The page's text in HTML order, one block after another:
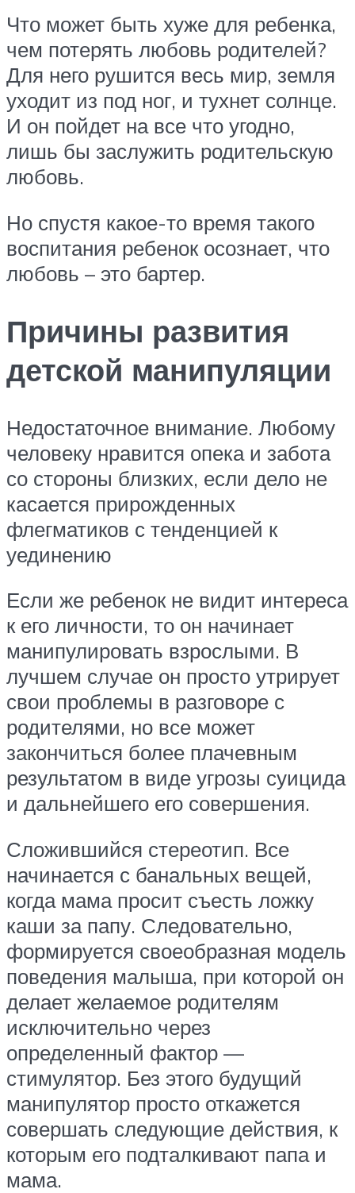
Что может быть хуже для ребенка,
чем потерять любовь родителей?
Для него рушится весь мир, земля
уходит из под ног, и тухнет солнце.
И он пойдет на все что угодно,
лишь бы заслужить родительскую
любовь.
Но спустя какое-то время такого
воспитания ребенок осознает, что
любовь – это бартер.
Причины развития
детской манипуляции
Недостаточное внимание. Любому
человеку нравится опека и забота
со стороны близких, если дело не
касается прирожденных
флегматиков с тенденцией к
уединению
Если же ребенок не видит интереса
к его личности, то он начинает
манипулировать взрослыми. В
лучшем случае он просто утрирует
свои проблемы в разговоре с
родителями, но все может
закончиться более плачевным
результатом в виде угрозы суицида
и дальнейшего его совершения.
Сложившийся стереотип. Все
начинается с банальных вещей,
когда мама просит съесть ложку
каши за папу. Следовательно,
формируется своеобразная модель
поведения малыша, при которой он
делает желаемое родителям
исключительно через
определенный фактор —
стимулятор. Без этого будущий
манипулятор просто откажется
совершать следующие действия, к
которым его подталкивают папа и
мама.